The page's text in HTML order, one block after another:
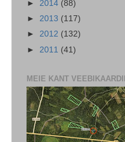
► 2014 (88)
► 2013 (117)
► 2012 (132)
► 2011 (41)
MEIE KANT VEEBIKAARDIL